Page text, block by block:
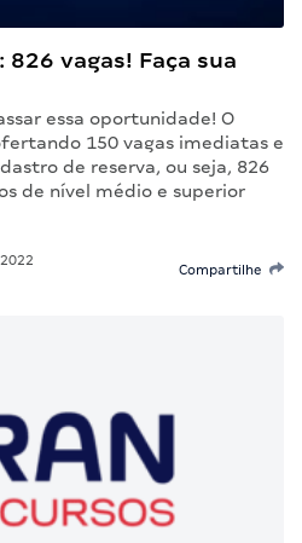
vagas! Faça sua
essa oportunidade! O
150 vagas imediatas e
de reserva, ou seja, 826
de nível médio e superior
Compartilhe